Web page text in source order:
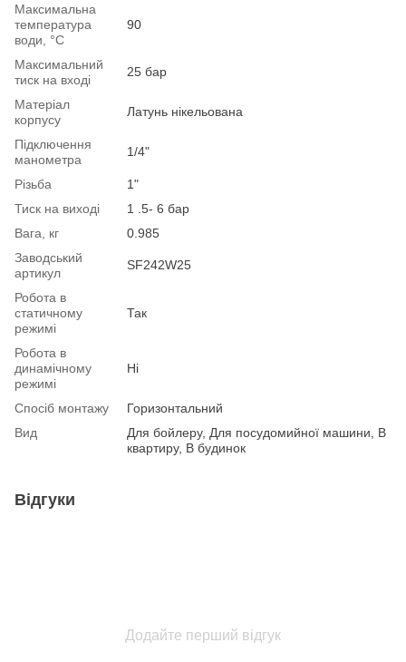
Максимальна
температура
води, °С
90
Максимальний
тиск на вході
25 бар
Матеріал
корпусу
Латунь нікельована
Підключення
манометра
1/4"
Різьба
1"
Тиск на виході
1 .5- 6 бар
Вага, кг
0.985
Заводський
артикул
SF242W25
Робота в
статичному
режимі
Так
Робота в
динамічному
режимі
Ні
Спосіб монтажу
Горизонтальний
Вид
Для бойлеру, Для посудомийної машини, В
квартиру, В будинок
Відгуки
Додайте перший відгук